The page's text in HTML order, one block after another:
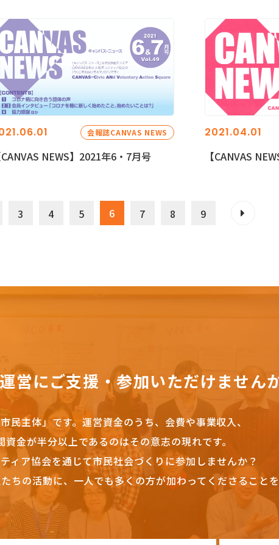
会報誌CANVAS NEWS
CANVAS NEWS】2021年6・7月号
2021.04.01
【CANVAS
3 4 5 6 7 8 9
営にご支援・参加いただけません
民主体」です。 運営資金のうち、会費や事業収入、
金が半分以上であるのはその意志の現れです。
ィア協会を通じて市民社会づくりに参加しませんか？
ちの活動に、一人でも多くの方が加わってくださることを